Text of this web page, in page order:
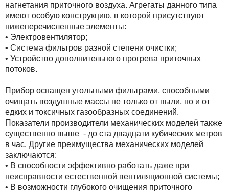
нагнетания приточного воздуха. Агрегаты данного типа
имеют особую конструкцию, в которой присутствуют
нижеперечисленные элементы:
• Электровентилятор;
• Система фильтров разной степени очистки;
• Устройство дополнительного прогрева приточных
потоков.
Прибор оснащен угольными фильтрами, способными
очищать воздушные массы не только от пыли, но и от
едких и токсичных газообразных соединений.
Показатели производители механических моделей также
существенно выше - до ста двадцати кубических метров
в час. Другие преимущества механических моделей
заключаются:
• В способности эффективно работать даже при
неисправности естественной вентиляционной системы;
• В возможности глубокого очищения приточного